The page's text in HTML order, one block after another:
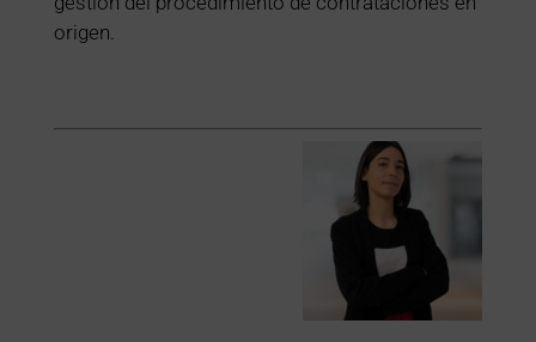
origen.